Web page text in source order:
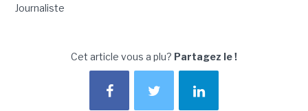
Journaliste
Cet article vous a plu? Partagez le !